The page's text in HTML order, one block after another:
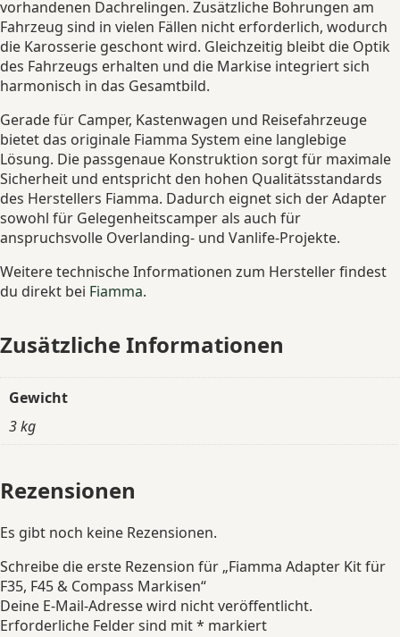
vorhandenen Dachrelingen. Zusätzliche Bohrungen am
Fahrzeug sind in vielen Fällen nicht erforderlich, wodurch
die Karosserie geschont wird. Gleichzeitig bleibt die Optik
des Fahrzeugs erhalten und die Markise integriert sich
harmonisch in das Gesamtbild.
Gerade für Camper, Kastenwagen und Reisefahrzeuge
bietet das originale Fiamma System eine langlebige
Lösung. Die passgenaue Konstruktion sorgt für maximale
Sicherheit und entspricht den hohen Qualitätsstandards
des Herstellers Fiamma. Dadurch eignet sich der Adapter
sowohl für Gelegenheitscamper als auch für
anspruchsvolle Overlanding- und Vanlife-Projekte.
Weitere technische Informationen zum Hersteller findest
du direkt bei Fiamma.
Zusätzliche Informationen
Gewicht
3 kg
Rezensionen
Es gibt noch keine Rezensionen.
Schreibe die erste Rezension für „Fiamma Adapter Kit für
F35, F45 & Compass Markisen“
Deine E-Mail-Adresse wird nicht veröffentlicht.
Erforderliche Felder sind mit* markiert